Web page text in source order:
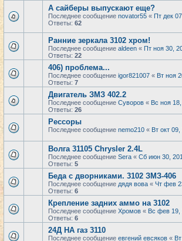
А сайберы выпускают еще?
Последнее сообщение novator55 « Пт дек
Ответы: 62
Ранние зеркала 3102 хром!
Последнее сообщение aldeen « Пт ноя 30,
Ответы: 22
406) проблема...
Последнее сообщение igor821007 « Вт ноя
Ответы: 7
Двигатель ЗМЗ 402.2
Последнее сообщение Суворов « Вс ноя
Ответы: 26
Рессоры
Последнее сообщение nemo210 « Вт окт
Волга 31105 Chrysler 2.4L
Последнее сообщение Sera « Сб июн 30,
Ответы: 5
Беда с дворниками. 3102 ЗМЗ-406
Последнее сообщение дядя вова « Чт фев
Ответы: 6
Крепление задних аммо на 3102
Последнее сообщение Хромов « Вс фев 19,
Ответы: 6
24Д НА газ 3110
Последнее сообщение евгений евсяков «